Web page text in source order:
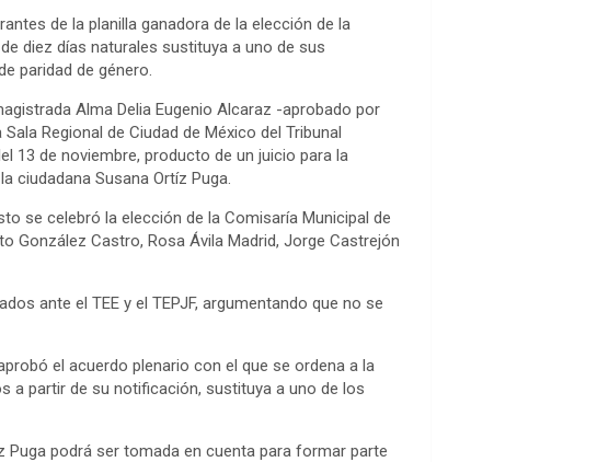
de la planilla ganadora de la elección de la
diez días naturales sustituya a uno de sus
paridad de género.
Alma Delia Eugenio Alcaraz -aprobado por
Regional de Ciudad de México del Tribunal
13 de noviembre, producto de un juicio para la
ciudadana Susana Ortíz Puga.
se celebró la elección de la Comisaría Municipal de
González Castro, Rosa Ávila Madrid, Jorge Castrejón
ante el TEE y el TEPJF, argumentando que no se
el acuerdo plenario con el que se ordena a la
a partir de su notificación, sustituya a uno de los
Puga podrá ser tomada en cuenta para formar parte